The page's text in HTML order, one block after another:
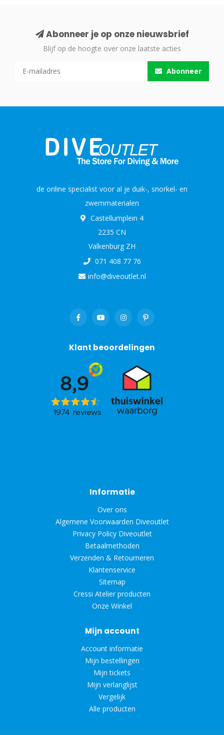
Abonneer je op onze nieuwsbrief
Blijf op de hoogte over onze laatste acties
Abonneer
de online specialist voor al je duik-, snorkel- en
zwemmaterialen
Castellumplein 4
2235 CN
Valkenburg ZH
071 408 77 76
info@diveoutlet.nl
Klant beoordelingen
Informatie
Over ons
Algemene Voorwaarden Diveoutlet
Privacy Policy Diveoutlet
Betaalmethoden
Verzenden & Retourneren
Klantenservice
Sitemap
Cressi Atelier producten
Onze Winkel
Mijn account
Account informatie
Mijn bestellingen
Mijn tickets
Mijn verlanglijst
Vergelijk
Alle producten